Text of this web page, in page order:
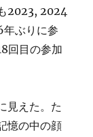
2023, 2024
年ぶりに参
回目の参加
見えた。た
憶の中の顔